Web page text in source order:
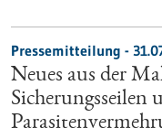
Pressemitteilung -
Neues aus der
Sicherungsseilen